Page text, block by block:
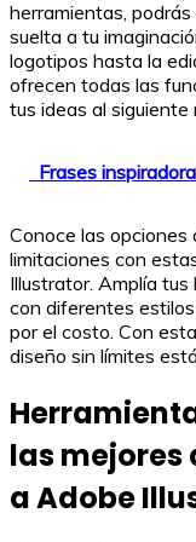
herramientas,
suelta a tu
logotipos hasta la
ofrecen todas las
tus ideas al siguiente
Frases
Conoce las opciones
limitaciones con
Illustrator. Amplía
con diferentes
por el costo. Con
diseño sin límites
las
a Adobe